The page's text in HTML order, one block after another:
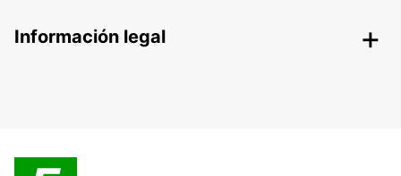
Información legal